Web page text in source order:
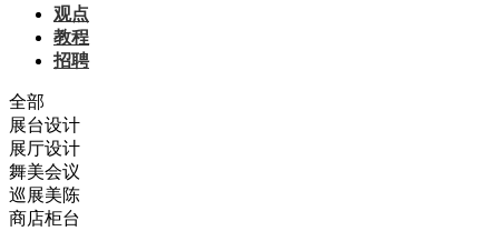
观点
教程
招聘
全部
展台设计
展厅设计
舞美会议
巡展美陈
商店柜台